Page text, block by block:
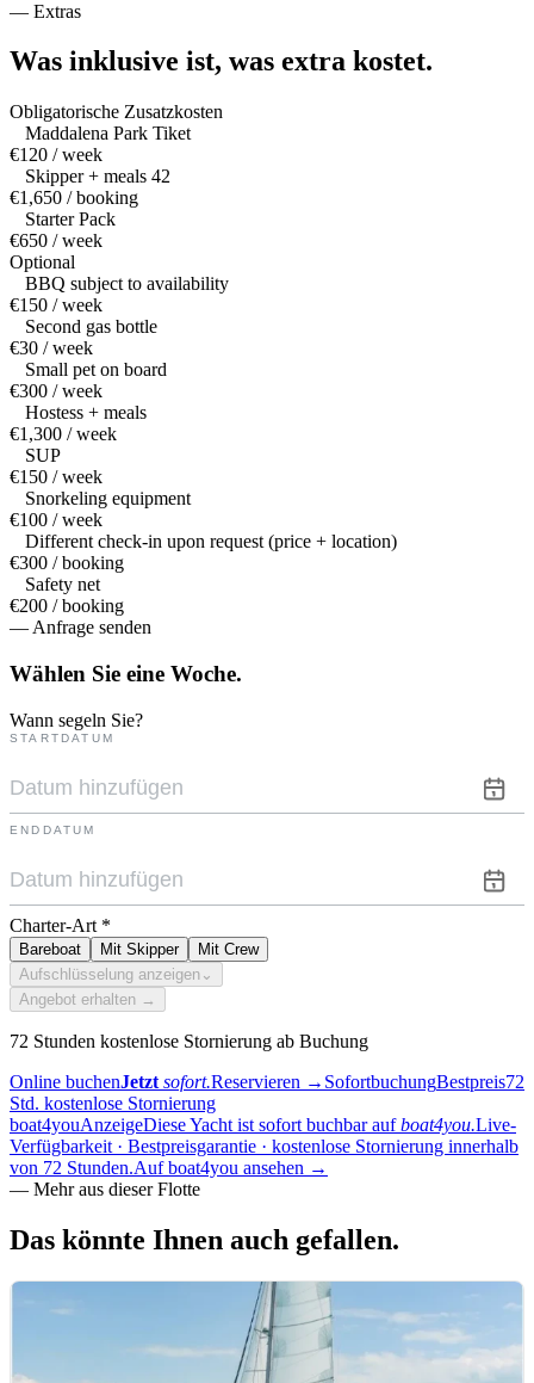
— Extras
Was inklusive ist, was extra kostet.
Obligatorische Zusatzkosten
Maddalena Park Tiket
€120 / week
Skipper + meals 42
€1,650 / booking
Starter Pack
€650 / week
Optional
BBQ subject to availability
€150 / week
Second gas bottle
€30 / week
Small pet on board
€300 / week
Hostess + meals
€1,300 / week
SUP
€150 / week
Snorkeling equipment
€100 / week
Different check-in upon request (price + location)
€300 / booking
Safety net
€200 / booking
— Anfrage senden
Wählen Sie eine Woche.
Wann segeln Sie?
STARTDATUM
ENDDATUM
Charter-Art *
Bareboat Mit Skipper
Mit Crew
Aufschlüsselung anzeigen ⌄
Angebot erhalten →
72 Stunden kostenlose Stornierung ab Buchung
Online buchenJetzt sofort.Reservieren → SofortbuchungBestpreis72
Std. kostenlose Stornierung
boat4youAnzeigeDiese Yacht ist sofort buchbar auf boat4you.Live-
Verfügbarkeit · Bestpreisgarantie · kostenlose Stornierung innerhalb
von 72 Stunden.Auf boat4you ansehen →
— Mehr aus dieser Flotte
Das könnte Ihnen auch gefallen.